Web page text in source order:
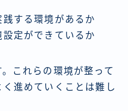
する環境があるか
定ができているか
これらの環境が整って
進めていくことは難し